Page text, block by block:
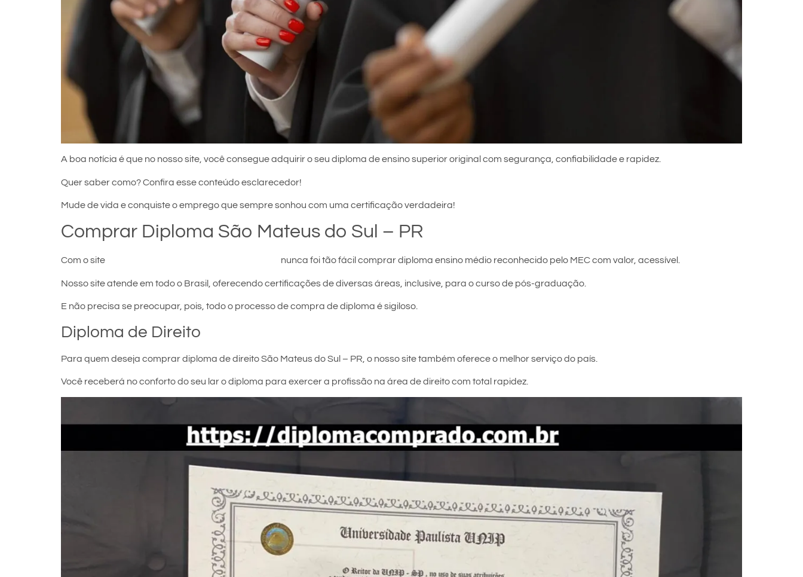
A boa notícia é que no nosso site, você consegue adquirir o seu diploma de ensino superior original com segurança, confiabilidade e rapidez.
Quer saber como? Confira esse conteúdo esclarecedor!
Mude de vida e conquiste o emprego que sempre sonhou com uma certificação verdadeira!
Comprar Diploma São Mateus do Sul – PR
Com o site nunca foi tão fácil comprar diploma ensino médio reconhecido pelo MEC com valor, acessível.
Nosso site atende em todo o Brasil, oferecendo certificações de diversas áreas, inclusive, para o curso de pós-graduação.
E não precisa se preocupar, pois, todo o processo de compra de diploma é sigiloso.
Diploma de Direito
Para quem deseja comprar diploma de direito São Mateus do Sul – PR, o nosso site também oferece o melhor serviço do país.
Você receberá no conforto do seu lar o diploma para exercer a profissão na área de direito com total rapidez.